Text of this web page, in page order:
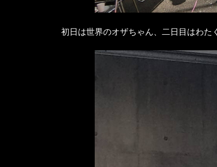
初日は世界のオザちゃん、二日目はわた